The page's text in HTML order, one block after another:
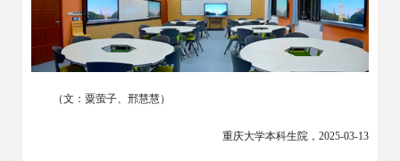
（文：粟萤子、邢慧慧）
重庆大学本科生院 ， 2025-03-13